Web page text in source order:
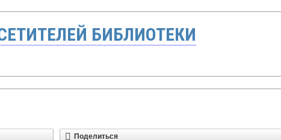
БИБЛИОТЕКИ
Поделиться